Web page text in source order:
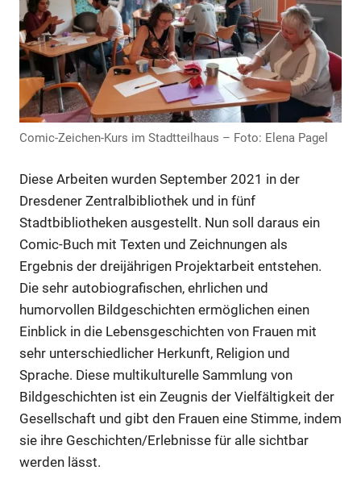
Anzeige
Anzeige
Comic-Zeichen-Kurs im Stadtteilhaus – Foto: Elena Pagel
Diese Arbeiten wurden September 2021 in der
Dresdener Zentralbibliothek und in fünf
Stadtbibliotheken ausgestellt. Nun soll daraus ein
Comic-Buch mit Texten und Zeichnungen als
Ergebnis der dreijährigen Projektarbeit entstehen.
Die sehr autobiografischen, ehrlichen und
humorvollen Bildgeschichten ermöglichen einen
Einblick in die Lebensgeschichten von Frauen mit
sehr unterschiedlicher Herkunft, Religion und
Sprache. Diese multikulturelle Sammlung von
Bildgeschichten ist ein Zeugnis der Vielfältigkeit der
Gesellschaft und gibt den Frauen eine Stimme, indem
sie ihre Geschichten/Erlebnisse für alle sichtbar
werden lässt.